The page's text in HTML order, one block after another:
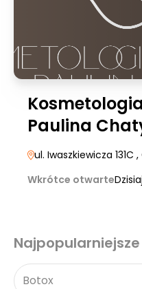
Paulina
ul. Iwaszkiewicza 131C ,
Wkrótce otwarte
Najpopularniejsze
Botox